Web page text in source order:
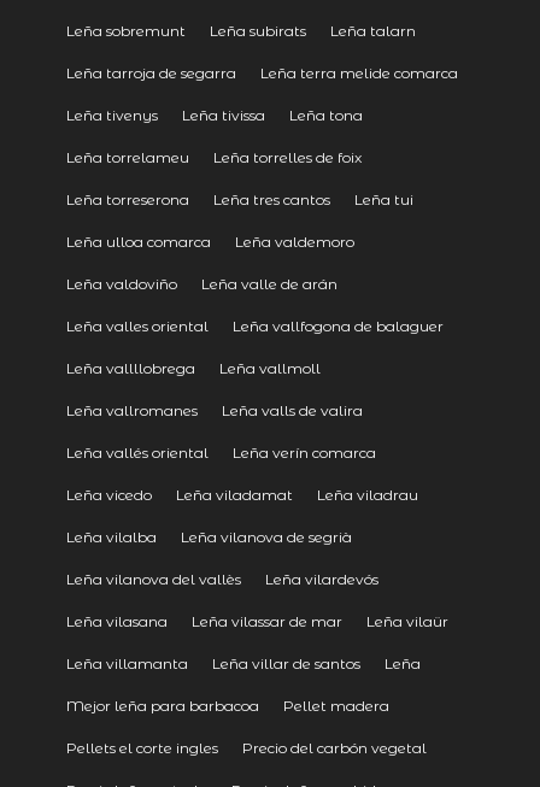
Leña sobremunt Leña subirats Leña talarn
Leña tarroja de segarra Leña terra melide comarca
Leña tivenys Leña tivissa Leña tona
Leña torrelameu Leña torrelles de foix
Leña torreserona Leña tres cantos Leña tui
Leña ulloa comarca Leña valdemoro
Leña valdoviño Leña valle de arán
Leña valles oriental Leña vallfogona de balaguer
Leña vallllobrega Leña vallmoll
Leña vallromanes Leña valls de valira
Leña vallés oriental Leña verín comarca
Leña vicedo Leña viladamat Leña viladrau
Leña vilalba Leña vilanova de segrià
Leña vilanova del vallès Leña vilardevós
Leña vilasana Leña vilassar de mar Leña vilaür
Leña villamanta Leña villar de santos Leña
Mejor leña para barbacoa Pellet madera
Pellets el corte ingles Precio del carbón vegetal